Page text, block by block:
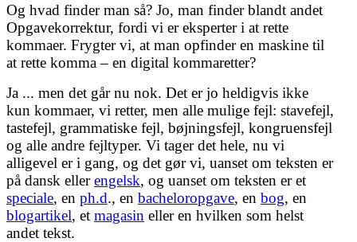
Og hvad finder man så? Jo, man finder blandt andet
Opgavekorrektur, fordi vi er eksperter i at rette
kommaer. Frygter vi, at man opfinder en maskine til
at rette komma – en digital kommaretter?
Ja ... men det går nu nok. Det er jo heldigvis ikke
kun kommaer, vi retter, men alle mulige fejl: stavefejl,
tastefejl, grammatiske fejl, bøjningsfejl, kongruensfejl
og alle andre fejltyper. Vi tager det hele, nu vi
alligevel er i gang, og det gør vi, uanset om teksten er
på dansk ellerengelsk, og uanset om teksten er et
speciale, en ph.d., en bacheloropgave, en bog, en
blogartikel, et magasin eller en hvilken som helst
andet tekst.